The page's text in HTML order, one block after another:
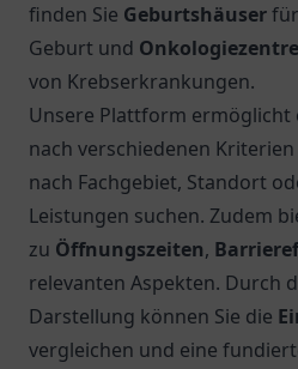
finden Sie Geburtshäuser
Geburt und
von Krebserkrankungen.
Unsere Plattform ermöglicht
nach verschiedenen
nach Fachgebiet, Standort
Leistungen suchen. Zudem
zu Öffnungszeiten,
relevanten Aspekten. Durch
Darstellung können Sie die
vergleichen und eine